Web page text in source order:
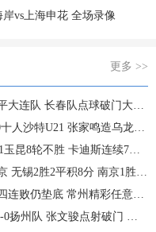
岸vs上海申花 全场录像
更多 >>
长春队点球破门大连队补射扳平
张家鸣造乌龙下轮战民主刚果U23
卡迪斯连续7场破门黄紫昌扳平
2平积8分 南京1胜2平1负积5分
常州精彩任意球配合李霄鹏破门
文骏点射破门 扬州队5场仅1胜